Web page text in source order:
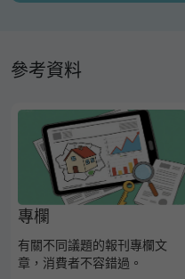
參考資料
專欄
有關不同議題的報刊專欄文
章，消費者不容錯過。